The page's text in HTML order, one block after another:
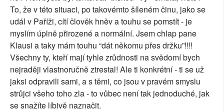
To, že v této situaci, po takovémto šíleném činu, jako se
udál v Paříži, cítí člověk hněv a touhu se pomstít - je
myslím úplně přirozené a normální. Jsem chlap pane
Klausi a taky mám touhu “dát někomu přes držku”!!!!
Všechny ty, kteří mají tyhle zrůdnosti na svědomí bych
nejraději vlastnoručně ztrestal! Ale ti konkrétní - ti se už
jaksi odpravili sami, a s těmi, co jsou v pravém smyslu
strůjci všeho toho zla - to vůbec není tak jednoduché, jak
se snažíte líbivě naznačit.